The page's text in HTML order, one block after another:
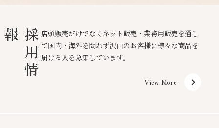
採
用
情
報
店頭販売だけでなくネット販売・業務用販売を通し
て国内・海外を問わず沢山のお客様に様々な商品を
届ける人を募集しています。
View More keyboard_arrow_right